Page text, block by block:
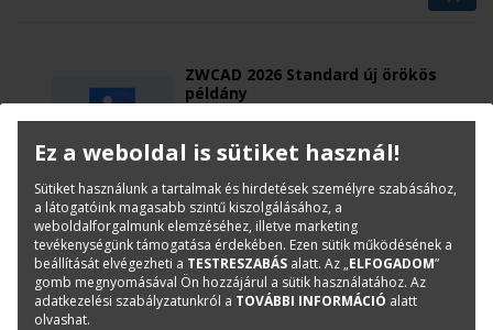
6.
ZWCAD 2026 Standard új örökös
példány
költséghatékony CAD szoftver, amely ideális
választás 2D műszaki rajzoláshoz, tervezéshez és
köszönhetően egyszeri beruházással, előfizetési
díj nélkül használható hosszú távon.
290 000 Ft
ADOBE
Adobe Acrobat Pro DC 1 éves
Ez a weboldal is sütiket használ!
Sütiket használunk a tartalmak és hirdetések személyre szabásához,
a látogatóink magasabb szintű kiszolgálásához, a
weboldalforgalmunk elemzéséhez, illetve marketing
tevékenységünk támogatása érdekében. Ezen sütik működésének a
beállítását elvégezheti a TESTRESZABÁS alatt. Az „ELFOGADOM”
gomb megnyomásával Ön hozzájárul a sütik használatához. Az
adatkezelési szabályzatunkról a TOVÁBBI INFORMÁCIÓ alatt
olvashat.